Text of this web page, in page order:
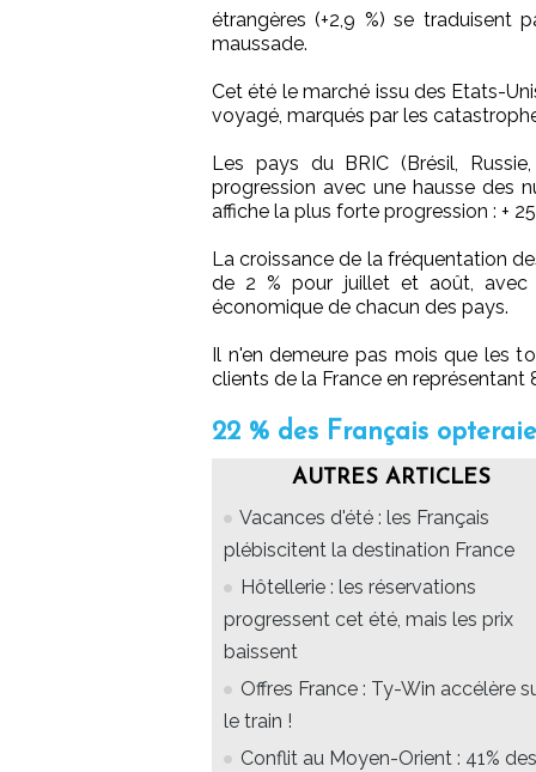
étrangères (+2,9 %) se traduisent
maussade.
Cet été le marché issu des Etats-
voyagé, marqués par les
Les pays du BRIC (Brésil,
progression avec une hausse des
affiche la plus forte progression : + 25
La croissance de la fréquentation
de 2 % pour juillet et août, avec
économique de chacun des pays.
Il n'en demeure pas mois que les
clients de la France en représentant
22 % des Français
AUTRES ARTICLES
Vacances d'été : les Français
plébiscitent la destination France
Hôtellerie : les réservations
progressent cet été, mais les prix
baissent
Offres France : Ty-Win accélère
le train !
Conflit au Moyen-Orient : 41% des